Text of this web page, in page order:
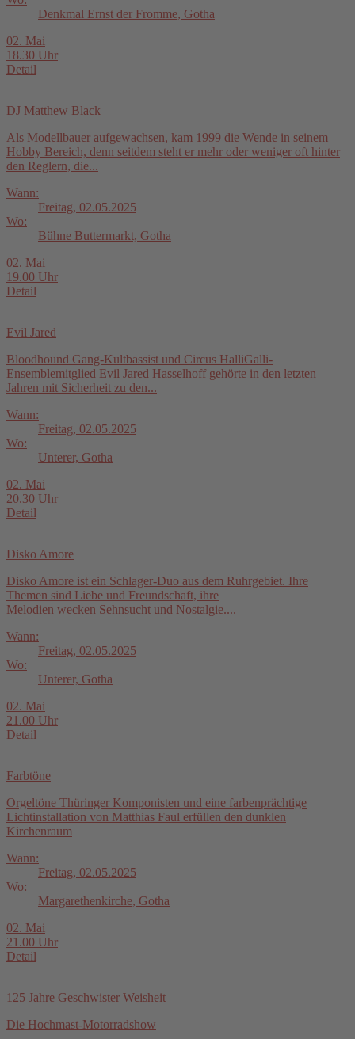
Denkmal Ernst der Fromme, Gotha
02. Mai
18.30 Uhr
Detail
DJ Matthew Black
Als Modellbauer aufgewachsen, kam 1999 die Wende in seinem
Hobby Bereich, denn seitdem steht er mehr oder weniger oft hinter
den Reglern, die...
Wann:
Freitag, 02.05.2025
Wo:
Bühne Buttermarkt, Gotha
02. Mai
19.00 Uhr
Detail
Evil Jared
Bloodhound Gang-Kultbassist und Circus HalliGalli-
Ensemblemitglied Evil Jared Hasselhoff gehörte in den letzten
Jahren mit Sicherheit zu den...
Wann:
Freitag, 02.05.2025
Wo:
Unterer, Gotha
02. Mai
20.30 Uhr
Detail
Disko Amore
Disko Amore ist ein Schlager-Duo aus dem Ruhrgebiet. Ihre
Themen sind Liebe und Freundschaft, ihre
Melodien wecken Sehnsucht und Nostalgie....
Wann:
Freitag, 02.05.2025
Wo:
Unterer, Gotha
02. Mai
21.00 Uhr
Detail
Farbtöne
Orgeltöne Thüringer Komponisten und eine farbenprächtige
Lichtinstallation von Matthias Faul erfüllen den dunklen
Kirchenraum
Wann:
Freitag, 02.05.2025
Wo:
Margarethenkirche, Gotha
02. Mai
21.00 Uhr
Detail
125 Jahre Geschwister Weisheit
Die Hochmast-Motorradshow